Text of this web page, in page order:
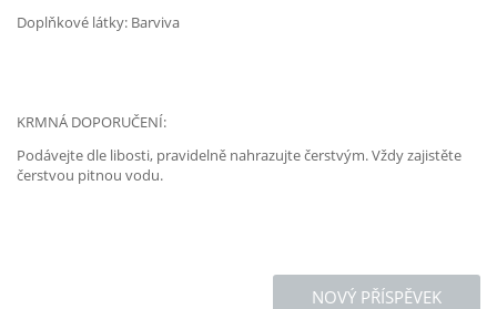
Doplňkové látky: Barviva
KRMNÁ DOPORUČENÍ:
Podávejte dle libosti, pravidelně nahrazujte čerstvým. Vždy zajistěte
čerstvou pitnou vodu.
NOVÝ PŘÍSPĚVEK